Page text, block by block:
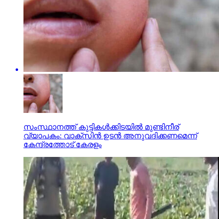
സംസ്ഥാനത്ത് കുട്ടികള്‍ക്കിടയില്‍ മുണ്ടിനീര്
വ്യാപകം: വാക്‌സിന്‍ ഉടന്‍ അനുവദിക്കണമെന്ന്
കേന്ദ്രത്തോട് കേരളം